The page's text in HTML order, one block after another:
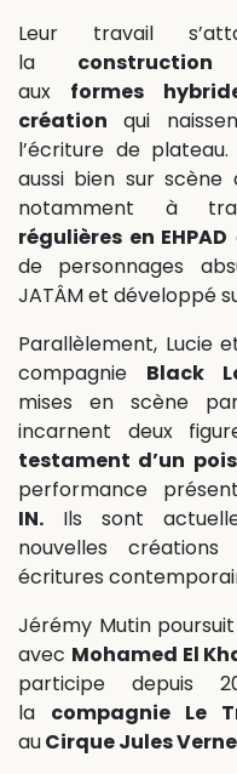
Leur travail
la
aux formes
créationqui
l’écriture de
aussi bien sur scène
notamment à
régulières en EHPAD
de personnages
JATÂM et développé
Parallèlement, Lucie
compagnie Black
mises en scène
incarnent deux
testament d’un
performance
IN. Ils sont
nouvelles
écritures
Jérémy Mutin
avec Mohamed El
participe depuis
la compagnie Le
auCirque Jules